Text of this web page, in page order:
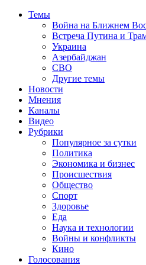
Темы
Война на Ближнем
Встреча Путина и
Украина
Азербайджан
СВО
Другие темы
Новости
Мнения
Каналы
Видео
Рубрики
Популярное за сутки
Политика
Экономика и бизнес
Происшествия
Общество
Спорт
Здоровье
Еда
Наука и технологии
Войны и конфликты
Кино
Голосования